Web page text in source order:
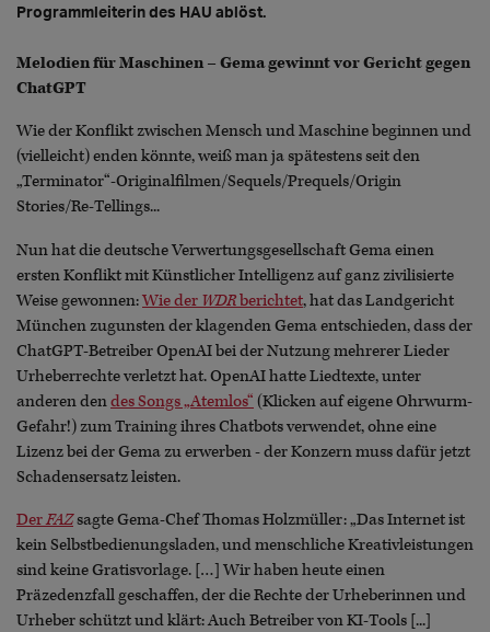
Programmleiterin des HAU ablöst.
Melodien für Maschinen – Gema gewinnt vor Gericht gegen
ChatGPT
Wie der Konflikt zwischen Mensch und Maschine beginnen und
(vielleicht) enden könnte, weiß man ja spätestens seit den
„Terminator“-Originalfilmen/Sequels/Prequels/Origin
Stories/Re-Tellings...
Nun hat die deutsche Verwertungsgesellschaft Gema einen
ersten Konflikt mit Künstlicher Intelligenz auf ganz zivilisierte
Weise gewonnen:Wie der WDRberichtet, hat das Landgericht
München zugunsten der klagenden Gema entschieden, dass der
ChatGPT-Betreiber OpenAI bei der Nutzung mehrerer Lieder
Urheberrechte verletzt hat. OpenAI hatte Liedtexte, unter
anderen dendes Songs „Atemlos“ (Klicken auf eigene Ohrwurm-
Gefahr!) zum Training ihres Chatbots verwendet, ohne eine
Lizenz bei der Gema zu erwerben - der Konzern muss dafür jetzt
Schadensersatz leisten.
DerFAZsagte Gema-Chef Thomas Holzmüller: „Das Internet ist
kein Selbstbedienungsladen, und menschliche Kreativleistungen
sind keine Gratisvorlage. […] Wir haben heute einen
Präzedenzfall geschaffen, der die Rechte der Urheberinnen und
Urheber schützt und klärt: Auch Betreiber von KI-Tools [...]